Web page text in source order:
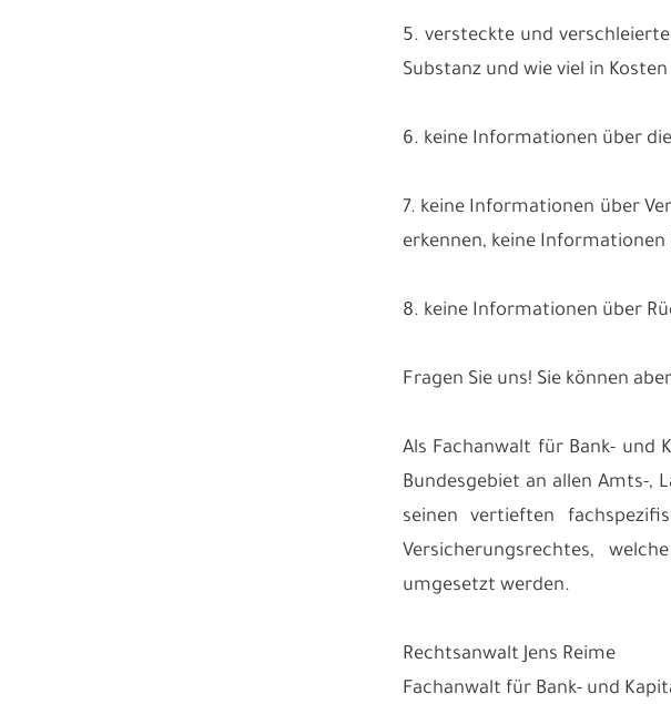
5. versteckte und
Substanz und wie viel in
6. keine Informationen über
7. keine Informationen über
erkennen, keine
8. keine Informationen über
Fragen Sie uns! Sie können
Als Fachanwalt für Bank- und
Bundesgebiet an allen Amts-,
seinen vertieften
Versicherungsrechtes,
umgesetzt werden.
Rechtsanwalt Jens Reime
Fachanwalt für Bank- und